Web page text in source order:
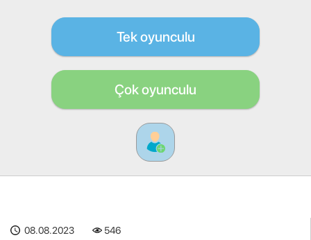
Tek oyunculu
Çok oyunculu
08.08.2023 546